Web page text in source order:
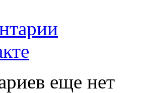
еще нет